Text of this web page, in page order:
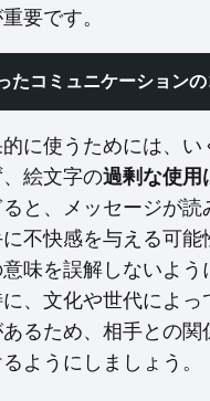
要です。
たコミュニケーションの
に使うためには、い
絵文字の過剰な使用
と、メッセージが読
不快感を与える可能
味を誤解しないよう
、文化や世代によっ
るため、相手との関
ようにしましょう。